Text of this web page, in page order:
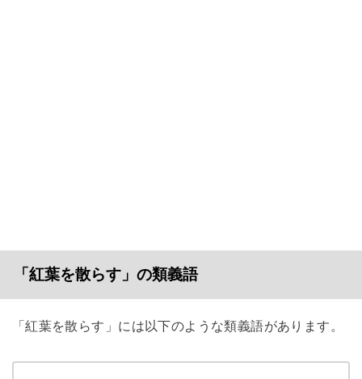
「紅葉を散らす」の類義語
「紅葉を散らす」には以下のような類義語があります。